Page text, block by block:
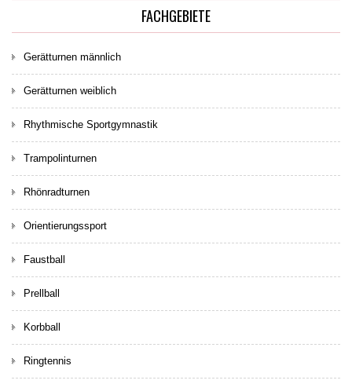
FACHGEBIETE
Gerätturnen männlich
Gerätturnen weiblich
Rhythmische Sportgymnastik
Trampolinturnen
Rhönradturnen
Orientierungssport
Faustball
Prellball
Korbball
Ringtennis